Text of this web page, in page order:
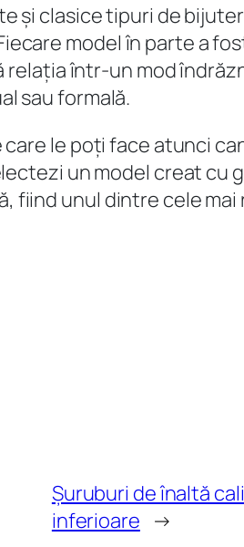
și clasice tipuri de
model în parte a
într-un mod
sau formală.
le poți face atunci
un model creat cu
fiind unul dintre cele
Șuruburi de înaltă
inferioare →